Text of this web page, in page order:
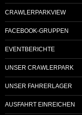
CRAWLERPARKVIEW
FACEBOOK-GRUPPEN
EVENTBERICHTE
UNSER CRAWLERPARK
UNSER FAHRERLAGER
AUSFAHRT EINREICHEN